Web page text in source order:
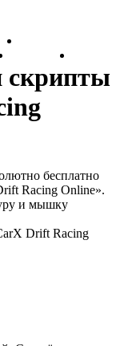
Поддержка
скрипты
бесплатно
Racing Online».
и мышку
Drift Racing